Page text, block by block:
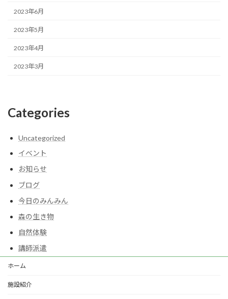
2023年6月
2023年5月
2023年4月
2023年3月
Categories
Uncategorized
イベント
お知らせ
ブログ
今日のみんみん
森の生き物
自然体験
講師派遣
ホーム
施設紹介